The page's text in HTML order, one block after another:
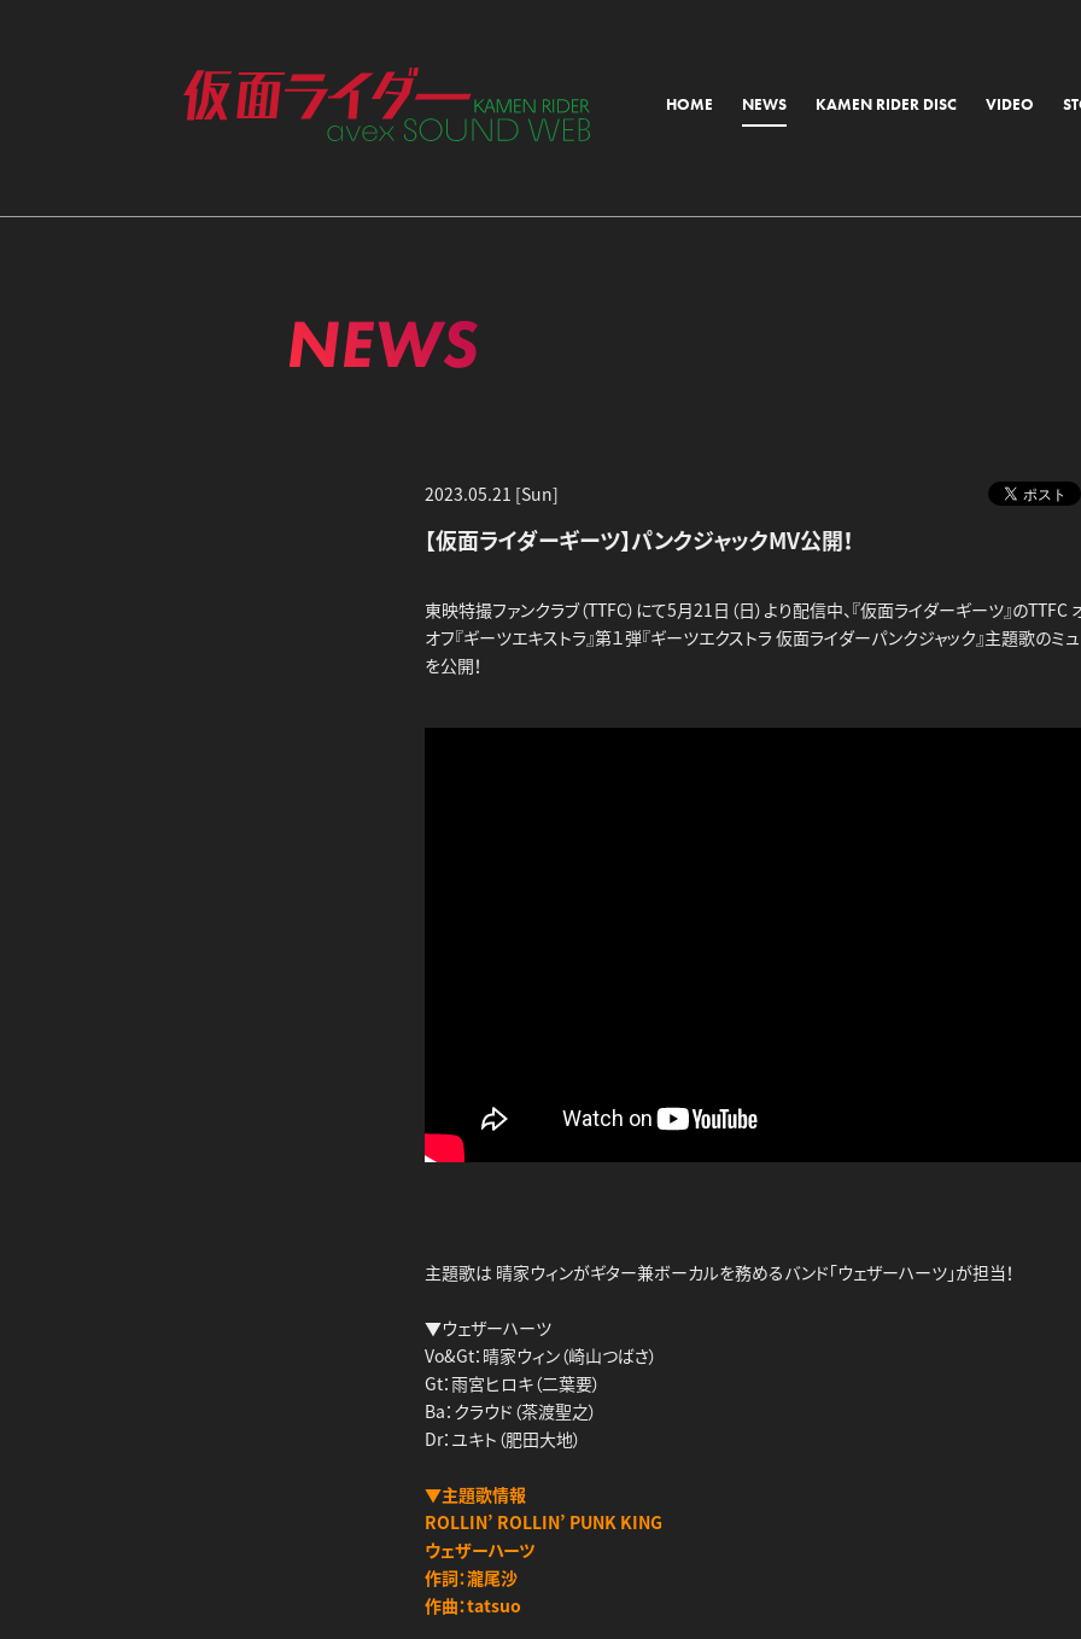
HOME NEWS KAMEN RIDER DISC
ALL
VIDEO
NEWS
2023.05.21 [Sun]
【仮面ライダーギーツ】パンクジャックMV公開！
東映特撮ファンクラブ（TTFC）にて5月21日（日）より配信中、『仮面ライダーギーツ』のTTFC
オフ『ギーツエキストラ』第１弾『ギーツエクストラ 仮面ライダーパンクジャック』主題歌のミ
を公開！
主題歌は 晴家ウィンがギター兼ボーカルを務めるバンド「ウェザーハーツ」が担当！
▼ウェザーハーツ
Vo&Gt：晴家ウィン（崎山つばさ）
Gt：雨宮ヒロキ（二葉要）
Ba：クラウド（茶渡聖之）
Dr：ユキト（肥田大地）
▼主題歌情報
ROLLIN’ ROLLIN’ PUNK KING
ウェザーハーツ
作詞：瀧尾沙
作曲：tatsuo